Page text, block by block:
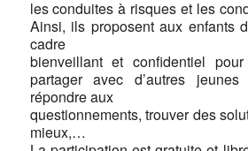
les conduites à risques et les
Ainsi, ils proposent aux enfants
cadre
bienveillant et confidentiel
partager avec d’autres jeunes
répondre aux
questionnements, trouver des
mieux,…